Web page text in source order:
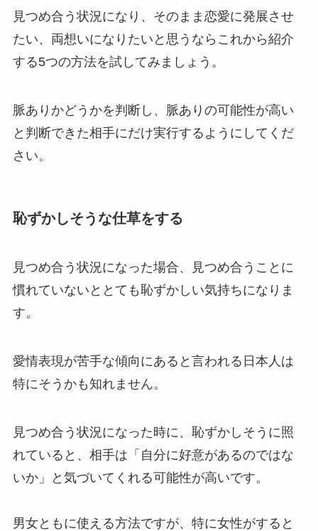
見つめ合う状況になり、そのまま恋愛に発展させ
たい、両想いになりたいと思うならこれから紹介
する5つの方法を試してみましょう。
脈ありかどうかを判断し、脈ありの可能性が高い
と判断できた相手にだけ実行するようにしてくだ
さい。
恥ずかしそうな仕草をする
見つめ合う状況になった場合、見つめ合うことに
慣れていないととても恥ずかしい気持ちになりま
す。
愛情表現が苦手な傾向にあると言われる日本人は
特にそうかも知れません。
見つめ合う状況になった時に、恥ずかしそうに照
れていると、相手は「自分に好意があるのではな
いか」と気づいてくれる可能性が高いです。
男女ともに使える方法ですが、特に女性がすると